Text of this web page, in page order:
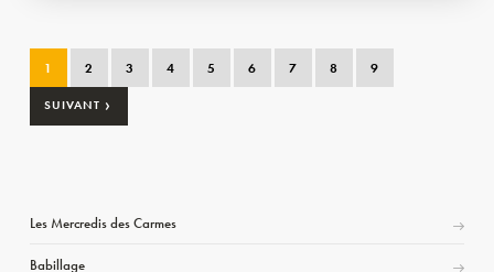
1 2 3 4 5 6 7 8 9
SUIVANT ›
Les Mercredis des Carmes
Babillage